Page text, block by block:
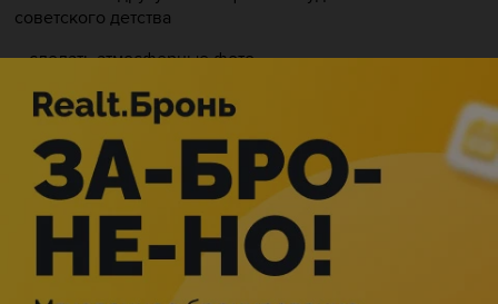
советского детства
– сделать атмосферные фото
Тематическая программа «Дороги прошлого».
Вам расскажут об истории создания каждого экспоната,
его технических характеристиках и особенностях
дизайна, а также вы сможете заглянуть внутрь ряда
автомобилей, ощутить дух эпохи, насладиться
элегантностью и стилем прошлых десятилетий!
Программа «Знакомство с легендой».